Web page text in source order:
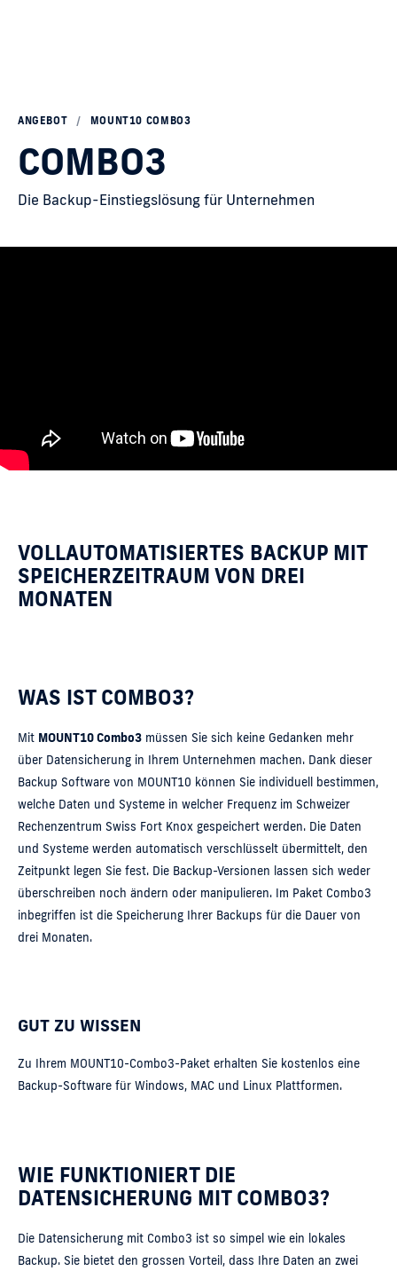
ANGEBOT / MOUNT10 COMBO3
COMBO3
Die Backup-Einstiegslösung für Unternehmen
VOLLAUTOMATISIERTES BACKUP MIT
SPEICHERZEITRAUM VON DREI
MONATEN
WAS IST COMBO3?
Mit MOUNT10 Combo3 müssen Sie sich keine Gedanken mehr
über Datensicherung in Ihrem Unternehmen machen. Dank dieser
Backup Software von MOUNT10 können Sie individuell bestimmen,
welche Daten und Systeme in welcher Frequenz im Schweizer
Rechenzentrum Swiss Fort Knox gespeichert werden. Die Daten
und Systeme werden automatisch verschlüsselt übermittelt, den
Zeitpunkt legen Sie fest. Die Backup-Versionen lassen sich weder
überschreiben noch ändern oder manipulieren. Im Paket Combo3
inbegriffen ist die Speicherung Ihrer Backups für die Dauer von
drei Monaten.
GUT ZU WISSEN
Zu Ihrem MOUNT10-Combo3-Paket erhalten Sie kostenlos eine
Backup-Software für Windows, MAC und Linux Plattformen.
WIE FUNKTIONIERT DIE
DATENSICHERUNG MIT COMBO3?
Die Datensicherung mit Combo3 ist so simpel wie ein lokales
Backup. Sie bietet den grossen Vorteil, dass Ihre Daten an zwei